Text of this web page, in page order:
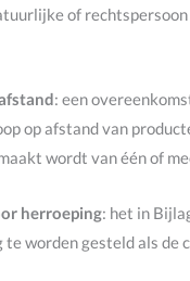
of
: een
op afstand van
wordt van één of
herroeping: het in
worden gesteld als de